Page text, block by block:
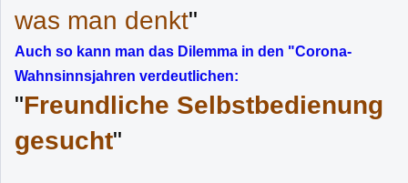
was man denkt"
Auch so kann man das Dilemma in den "Corona-
Wahnsinnsjahren verdeutlichen:
"Freundliche Selbstbedienung
gesucht"